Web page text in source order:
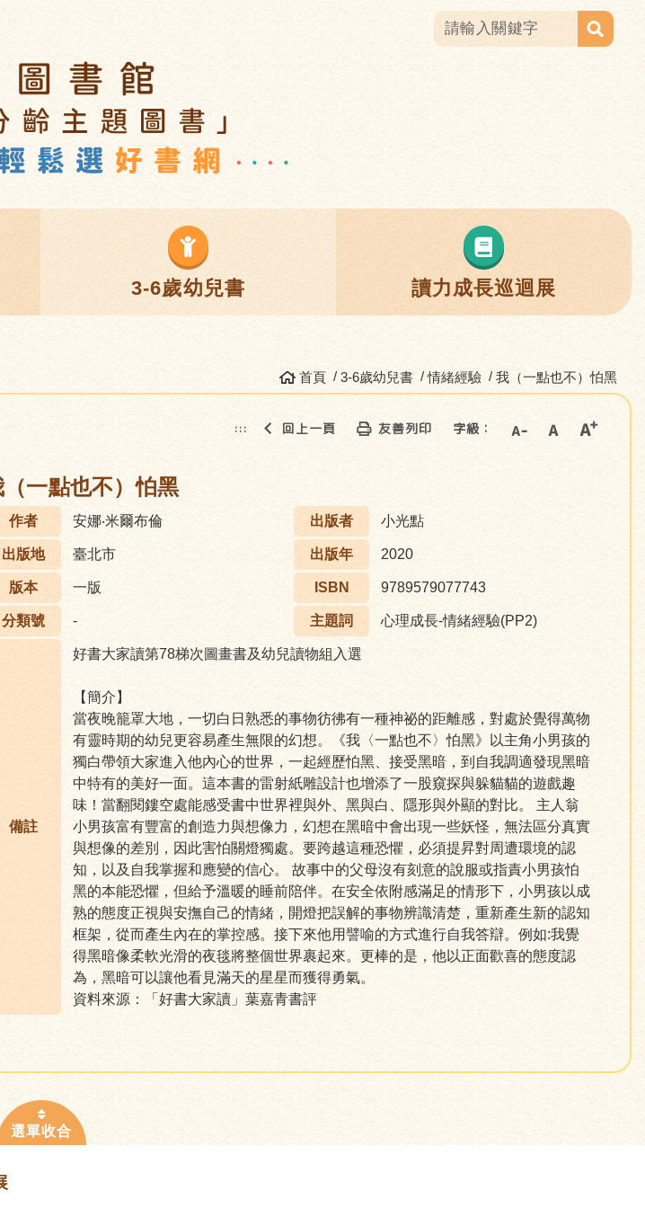
3-6歲幼兒書 讀力成長巡迴展
首頁 3-6歲幼兒書 情緒經驗 我（一點也不）怕黑
::: 回上一頁 友善列印 字級：
（一點也不）怕黑
作者 安娜‧米爾布倫 出版者 小光點
出版地 臺北市 出版年 2020
版本 一版 ISBN 9789579077743
分類號 - 主題詞 心理成長-情緒經驗(PP2)
備註
好書大家讀第78梯次圖畫書及幼兒讀物組入選
【簡介】
當夜晚籠罩大地，一切白日熟悉的事物彷彿有一種神祕的距離感，對處於覺得萬物
有靈時期的幼兒更容易產生無限的幻想。《我〈一點也不〉怕黑》以主角小男孩的
獨白帶領大家進入他內心的世界，一起經歷怕黑、接受黑暗，到自我調適發現黑暗
中特有的美好一面。這本書的雷射紙雕設計也增添了一股窺探與躲貓貓的遊戲趣
味！當翻閱鏤空處能感受書中世界裡與外、黑與白、隱形與外顯的對比。 主人翁
小男孩富有豐富的創造力與想像力，幻想在黑暗中會出現一些妖怪，無法區分真實
與想像的差別，因此害怕關燈獨處。要跨越這種恐懼，必須提昇對周遭環境的認
知，以及自我掌握和應變的信心。 故事中的父母沒有刻意的說服或指責小男孩怕
黑的本能恐懼，但給予溫暖的睡前陪伴。在安全依附感滿足的情形下，小男孩以成
熟的態度正視與安撫自己的情緒，開燈把誤解的事物辨識清楚，重新產生新的認知
框架，從而產生內在的掌控感。接下來他用譬喻的方式進行自我答辯。例如:我覺
得黑暗像柔軟光滑的夜毯將整個世界裹起來。更棒的是，他以正面歡喜的態度認
為，黑暗可以讓他看見滿天的星星而獲得勇氣。
資料來源：「好書大家讀」葉嘉青書評